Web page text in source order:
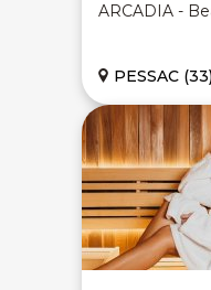
ARCADIA -
PESSAC (33)